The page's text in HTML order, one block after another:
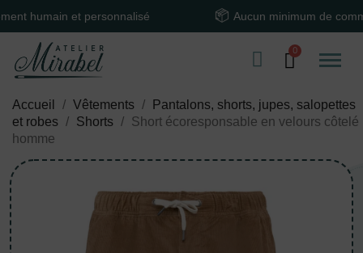
et personnalisé Aucun minimum de
Accueil Vêtements
Pantalons, shorts, jupes, salopettes
et robes
Shorts
Short écoresponsable en velours côtelé
homme